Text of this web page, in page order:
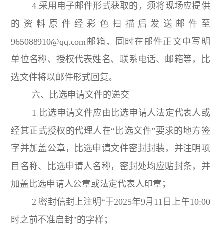
4.采用电子邮件形式获取的，须将现场应提供
的资料原件经彩色扫描后发送邮件至
965088910@qq.com邮箱，同时在邮件正文中写明
单位名称、授权代表姓名、联系电话、邮箱等，比
选文件将以邮件形式回复。
六、比选申请文件的递交
1.比选申请文件应由比选申请人法定代表人或
经其正式授权的代理人在“比选文件”要求的地方签
字并加盖公章，比选申请文件密封封装，并注明项
目名称、比选申请人名称，密封处均应贴封条，并
加盖比选申请人公章或法定代表人印章；
2.密封信封上注明“于2025年9月11日上午10:00
时之前不准启封”的字样；